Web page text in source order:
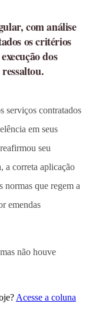
com análise
os critérios
dos
serviços contratados
em seus
seu
a correta aplicação
normas que regem a
emendas
não houve
Acesse a coluna